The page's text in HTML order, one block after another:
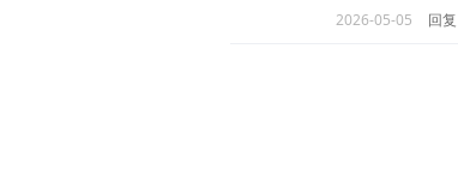
2026-05-05 回复